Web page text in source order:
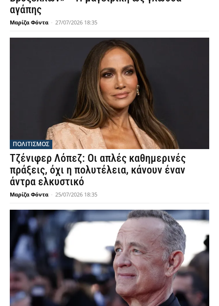
αγάπης
Μαρίζα Φόντα - 27/07/2026 18:35
ΠΟΛΙΤΙΣΜΟΣ
Τζένιφερ Λόπεζ: Οι απλές καθημερινές
πράξεις, όχι η πολυτέλεια, κάνουν έναν
άντρα ελκυστικό
Μαρίζα Φόντα - 25/07/2026 18:35